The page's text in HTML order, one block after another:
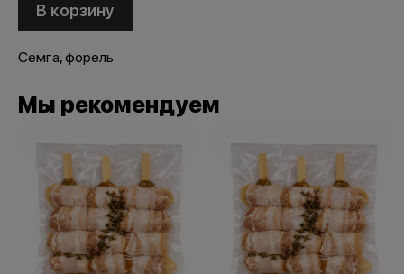
В корзину
Семга, форель
Мы рекомендуем